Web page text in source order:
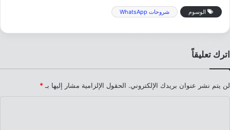
الوسوم شروحات WhatsApp
اترك تعليقاً
لن يتم نشر عنوان بريدك الإلكتروني. الحقول الإلزامية مشار إليها بـ *